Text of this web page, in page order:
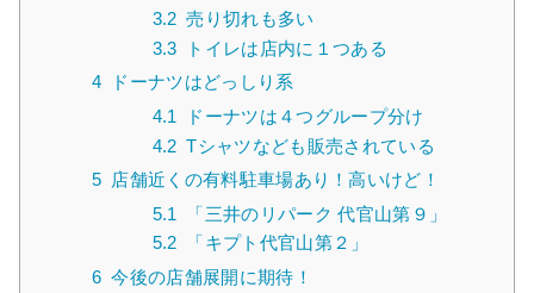
3.2 売り切れも多い
3.3
トイレは店内に１つある
4
ドーナツはどっしり系
4.1
ドーナツは４つグループ分け
4.2 Tシャツなども販売されている
5 店舗近くの有料駐車場あり！高いけど！
5.1
「三井のリパーク 代官山第９」
5.2
「キプト代官山第２」
6 今後の店舗展開に期待！